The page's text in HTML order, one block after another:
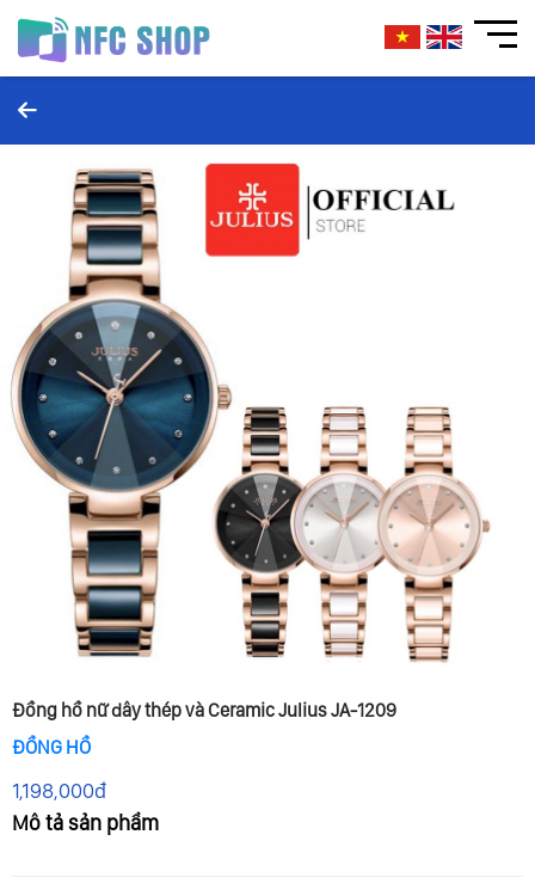
Đồng hồ nữ dây thép và Ceramic Julius JA-1209
ĐỒNG HỒ
1,198,000đ
Mô tả sản phẩm